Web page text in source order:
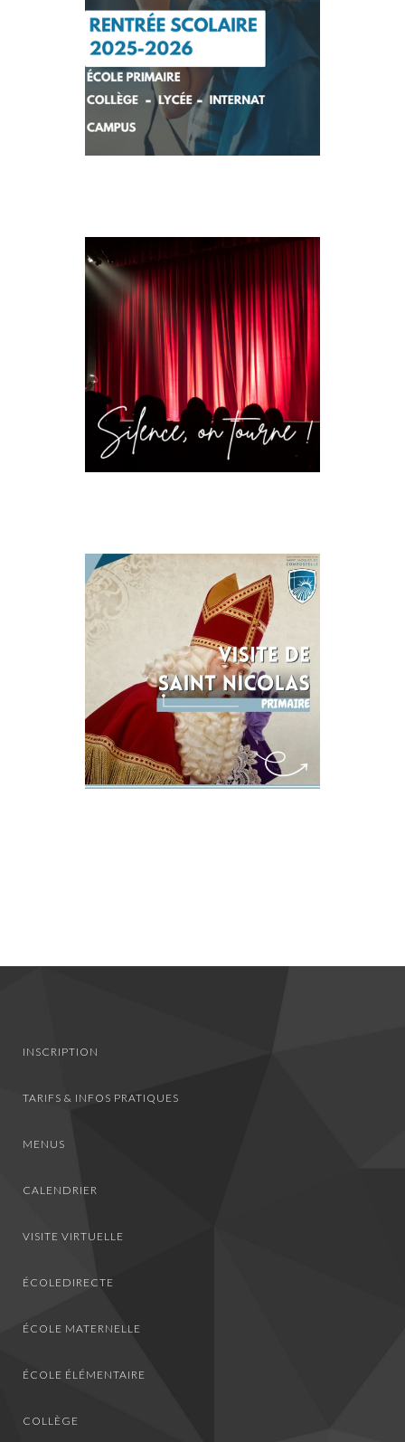
INSCRIPTION
TARIFS & INFOS PRATIQUES
MENUS
CALENDRIER
VISITE VIRTUELLE
ÉCOLEDIRECTE
ÉCOLE MATERNELLE
ÉCOLE ÉLÉMENTAIRE
COLLÈGE